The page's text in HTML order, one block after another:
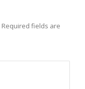
Required fields are